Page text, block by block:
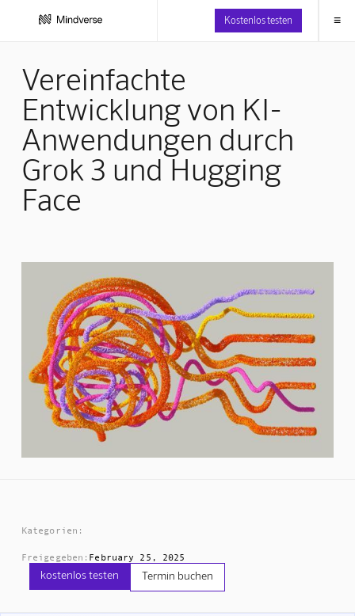
Kostenlos testen ≡
Vereinfachte
Entwicklung von KI-
Anwendungen durch
Grok 3 und Hugging
Face
Kategorien:
Freigegeben: February 25, 2025
kostenlos testen Termin buchen